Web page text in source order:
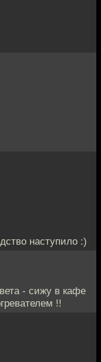
наступило :)
- сижу в кафе
!!